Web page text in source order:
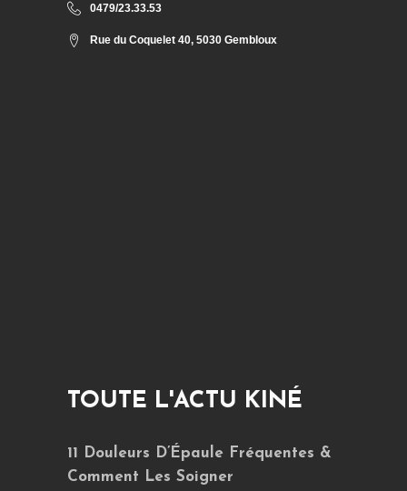
0479/23.33.53
Rue du Coquelet 40, 5030 Gembloux
TOUTE L'ACTU KINÉ
11 Douleurs D’Épaule Fréquentes &
Comment Les Soigner